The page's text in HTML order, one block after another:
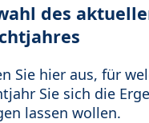
des
Sie hier aus, für
Sie sich die
lassen wollen.